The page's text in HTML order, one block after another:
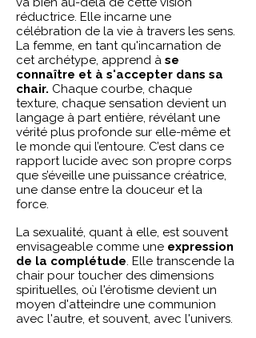
réductrice. Elle incarne une
célébration de la vie à travers les sens.
La femme, en tant qu'incarnation de
cet archétype, apprend à se
connaître et à s'accepter dans sa
chair. Chaque courbe, chaque
texture, chaque sensation devient un
langage à part entière, révélant une
vérité plus profonde sur elle-même et
le monde qui l’entoure. C’est dans ce
rapport lucide avec son propre corps
que s’éveille une puissance créatrice,
une danse entre la douceur et la
force.
La sexualité, quant à elle, est souvent
envisageable comme une expression
de la complétude. Elle transcende la
chair pour toucher des dimensions
spirituelles, où l'érotisme devient un
moyen d'atteindre une communion
avec l'autre, et souvent, avec l'univers.